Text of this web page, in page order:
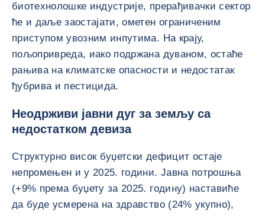
биотехнолошке индустрије, прерађивачки сектор
ће и даље заостајати, ометен ограниченим
приступом увозним инпутима. На крају,
пољопривреда, иако подржана дуваном, остаће
рањива на климатске опасности и недостатак
ђубрива и пестицида.
Неодрживи јавни дуг за земљу са
недостатком девиза
Структурно висок буџетски дефицит остаје
непромењен и у 2025. години. Јавна потрошња
(+9% према буџету за 2025. годину) наставиће
да буде усмерена на здравство (24% укупно),